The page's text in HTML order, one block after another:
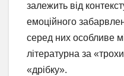
залежить від
емоційного
серед них особливе
літературна за
«дрібку».